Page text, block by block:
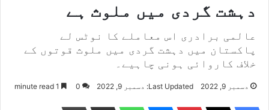
دہشت گردی میں ملوث ہے
عالمی برادری اس معاملے کا نوٹس لے
پاکستان میں دہشت گردی میں ملوث قوتوں کے
خلاف کاروائی ہونی چاہیے۔
دسمبر 9, 2022 Last Updated: دسمبر 9, 2022 0